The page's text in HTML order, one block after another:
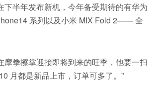
下半年发布新机，今年备受期待的有华为
系列以及小米 MIX Fold 2—— 全
摩拳擦掌迎接即将到来的旺季，他要一扫
月都是新品上市，订单可多了。”